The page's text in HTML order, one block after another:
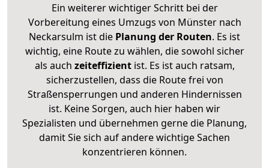
Ein weiterer wichtiger Schritt bei der
Vorbereitung eines Umzugs von Münster nach
Neckarsulm ist die Planung der Routen. Es ist
wichtig, eine Route zu wählen, die sowohl sicher
als auch zeiteffizientist. Es ist auch ratsam,
sicherzustellen, dass die Route frei von
Straßensperrungen und anderen Hindernissen
ist. Keine Sorgen, auch hier haben wir
Spezialisten und übernehmen gerne die Planung,
damit Sie sich auf andere wichtige Sachen
konzentrieren können.